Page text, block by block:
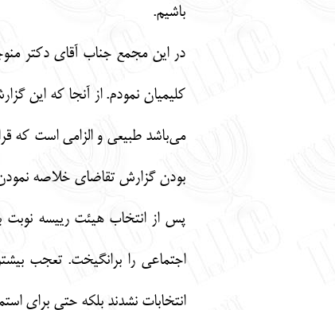
باشیم.
در این مجمع جناب آقای دکتر
می‌باشد طبیعی و الزامی است که
بودن گزارش تقاضای خلاصه
پس از انتخاب هیئت رییسه نوبت
اجتماعی را برانگیخت. تعجب
انتخابات نشدند بلکه حتی برای